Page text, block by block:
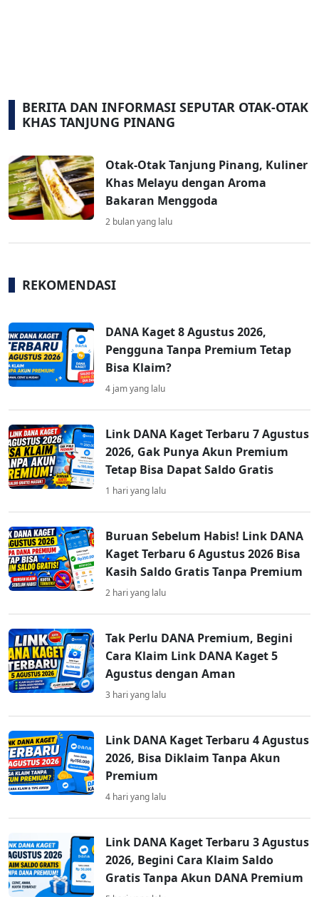
BERITA DAN INFORMASI SEPUTAR OTAK-OTAK
KHAS TANJUNG PINANG
Otak-Otak Tanjung Pinang, Kuliner
Khas Melayu dengan Aroma
Bakaran Menggoda
2 bulan yang lalu
REKOMENDASI
DANA Kaget 8 Agustus 2026,
Pengguna Tanpa Premium Tetap
Bisa Klaim?
4 jam yang lalu
Link DANA Kaget Terbaru 7 Agustus
2026, Gak Punya Akun Premium
Tetap Bisa Dapat Saldo Gratis
1 hari yang lalu
Buruan Sebelum Habis! Link DANA
Kaget Terbaru 6 Agustus 2026 Bisa
Kasih Saldo Gratis Tanpa Premium
2 hari yang lalu
Tak Perlu DANA Premium, Begini
Cara Klaim Link DANA Kaget 5
Agustus dengan Aman
3 hari yang lalu
Link DANA Kaget Terbaru 4 Agustus
2026, Bisa Diklaim Tanpa Akun
Premium
4 hari yang lalu
Link DANA Kaget Terbaru 3 Agustus
2026, Begini Cara Klaim Saldo
Gratis Tanpa Akun DANA Premium